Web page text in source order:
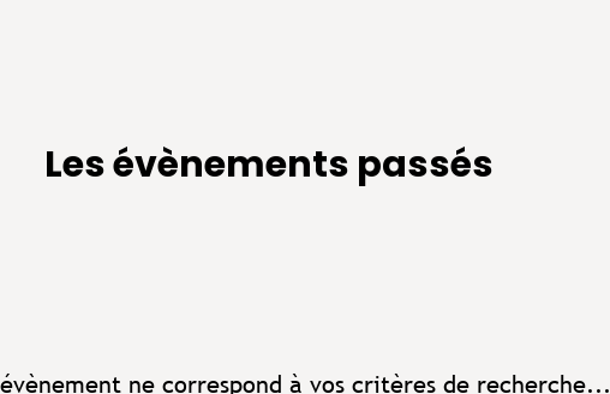
Les évènements passés
ne correspond à vos critères de recherche...